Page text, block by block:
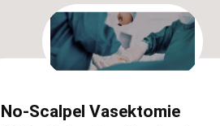
No-Scalpel Vasektomie